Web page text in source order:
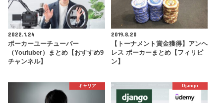
2022.1.24
ポーカーユーチューバー
（Youtuber）まとめ【おすすめ9
チャンネル】
2019.8.20
【トーナメント賞金獲得】アンヘ
レス ポーカーまとめ【フィリピ
ン】
キャリア Django